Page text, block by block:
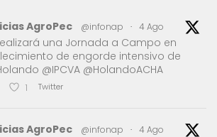
AgroPec @infonap · 4 Ago
una Jornada a Campo en
de engorde intensivo de
@IPCVA @HolandoACHA
1 Twitter
AgroPec @infonap · 4 Ago